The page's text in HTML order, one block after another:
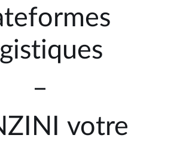
–
votre